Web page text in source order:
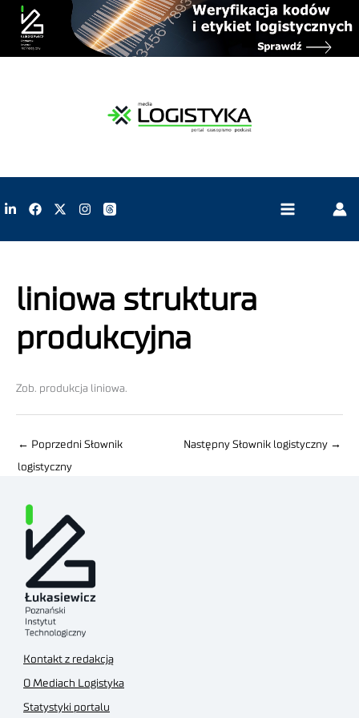
liniowa struktura
produkcyjna
Zob. produkcja liniowa.
← Poprzedni Słownik
logistyczny
Następny Słownik logistyczny →
Kontakt z redakcją
O Mediach Logistyka
Statystyki portalu